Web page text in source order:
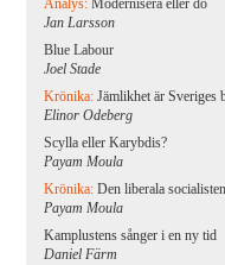
Analys:Modernisera eller dö
Jan Larsson
Blue Labour
Joel Stade
Krönika:Jämlikhet är Sveriges
Elinor Odeberg
Scylla eller Karybdis?
Payam Moula
Krönika:Den liberala socialisten
Payam Moula
Kamplustens sånger i en ny tid
Daniel Färm